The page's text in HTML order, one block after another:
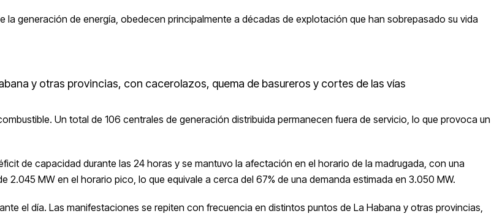
generación de energía, obedecen principalmente a décadas de explotación que han sobrepasado su vida
y otras provincias, con cacerolazos, quema de basureros y cortes de las vías
Un total de 106 centrales de generación distribuida permanecen fuera de servicio, lo que provoca un
de capacidad durante las 24 horas y se mantuvo la afectación en el horario de la madrugada, con una
2.045 MW en el horario pico, lo que equivale a cerca del 67% de una demanda estimada en 3.050 MW.
el día. Las manifestaciones se repiten con frecuencia en distintos puntos de La Habana y otras provincias,